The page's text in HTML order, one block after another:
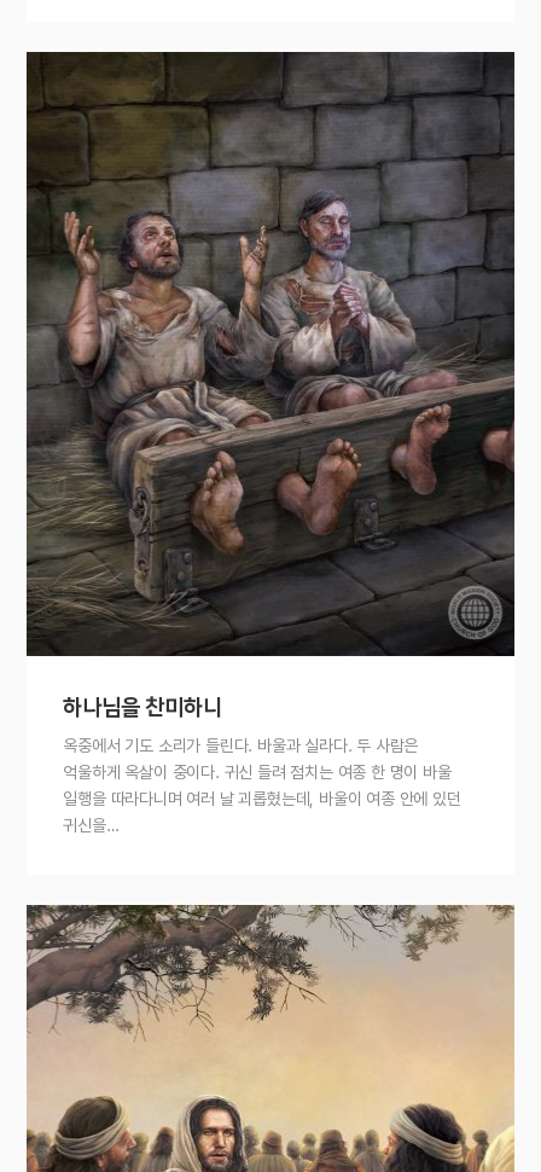
하나님을 찬미하니
옥중에서 기도 소리가 들린다. 바울과 실라다. 두 사람은
억울하게 옥살이 중이다. 귀신 들려 점치는 여종 한 명이 바울
일행을 따라다니며 여러 날 괴롭혔는데, 바울이 여종 안에 있던
귀신을…